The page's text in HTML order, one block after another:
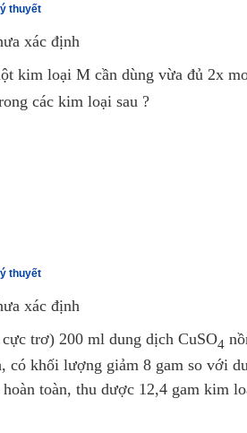
thuyết
xác định
kim loại M cần dùng vừa đủ 2x
các kim loại sau ?
thuyết
xác định
trơ) 200 ml dung dịch CuSO4
có khối lượng giảm 8 gam so với
hoàn toàn, thu dược 12,4 gam kim